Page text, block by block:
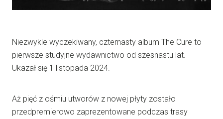
Niezwykle wyczekiwany, czternasty album The Cure to
pierwsze studyjne wydawnictwo od szesnastu lat.
Ukazał się 1 listopada 2024.
Aż pięć z ośmiu utworów z nowej płyty zostało
przedpremierowo zaprezentowane podczas trasy